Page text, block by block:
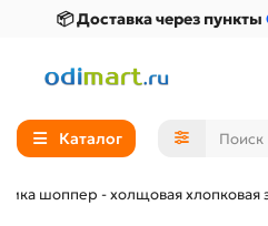
📦 Доставка через пункты
Каталог
шоппер - холщовая хлопковая